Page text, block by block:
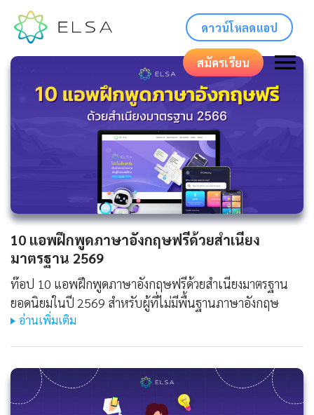
ดาวน์โหลดแอป
สมัครเรียน
10 แอพฝึกพูดภาษาอังกฤษฟรีด้วยสำเนียง
มาตรฐาน 2569
ท๊อป 10 แอพฝึกพูดภาษาอังกฤษฟรีด้วยสำเนียงมาตรฐาน
ยอดนิยมในปี 2569 สำหรับผู้ที่ไม่มีพื้นฐานภาษาอังกฤษ
อ่านเพิ่มเติม